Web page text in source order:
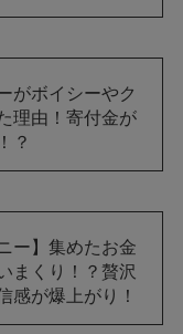
がボイシーやク
理由！寄付金が
？
ー】集めたお金
まくり！？贅沢
感が爆上がり！